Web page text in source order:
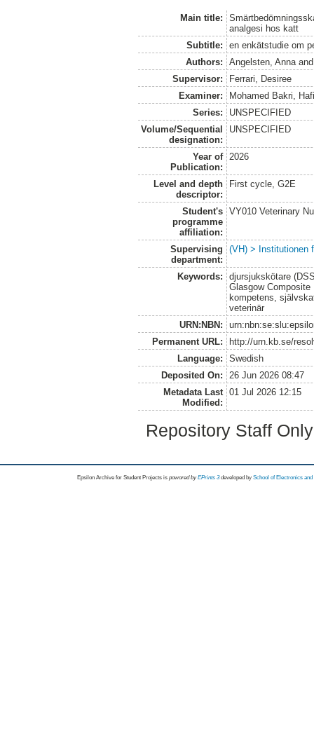
Main title:
analgesi hos katt
Subtitle:
en enkätstudie om
Authors:
Angelsten, Anna
Supervisor:
Ferrari, Desiree
Examiner:
Mohamed Bakri,
Series:
UNSPECIFIED
Volume/Sequential
designation:
UNSPECIFIED
Year of
Publication:
2026
Level and depth
descriptor:
First cycle, G2E
Student's
programme
affiliation:
VY010 Veterinary
Supervising
department:
(VH) > Institutionen
Keywords:
djursjukskötare
Glasgow
kompetens,
veterinär
URN:NBN:
Permanent URL:
http://urn.kb.se/
Language:
Swedish
Deposited On:
26 Jun 2026 08:47
Metadata Last
Modified:
01 Jul 2026 12:15
Repository Staff
Epsilon Archive for Student Projects is powored byEPrints 3 developed by School of Electronics